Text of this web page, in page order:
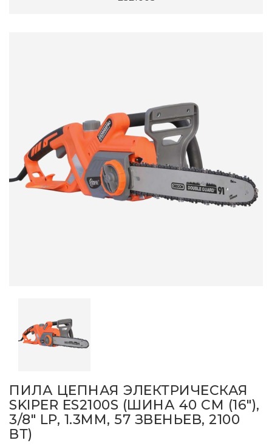
ПИЛА ЦЕПНАЯ ЭЛЕКТРИЧЕСКАЯ
SKIPER ES2100S (ШИНА 40 СМ (16"),
3/8" LP, 1.3ММ, 57 ЗВЕНЬЕВ, 2100
ВТ)